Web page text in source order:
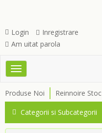
Login
Inregistrare
Am uitat parola
Toggle
Produse Noi Reinnoire Stoc
Categorii si Subcategorii